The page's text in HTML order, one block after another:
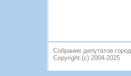
Собрание депутатов
Copyright (c) 2004-2025